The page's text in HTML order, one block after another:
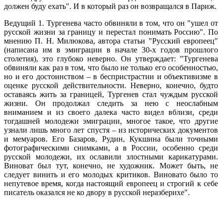
должен буду ехать". И в который раз он возвращался в Париж.
Ведущий 1. Тургенева часто обвиняли в том, что он "ушел от
русской жизни за границу и перестал понимать Россию". По
мнению П. Н. Милюкова, автора статьи "Русский европеец"
(написана им в эмиграции в начале 30-х годов прошлого
столетия), это глубоко неверно. Он утверждает: "Тургенева
обвиняли как раз в том, что было не только его особенностью,
но и его достоинством – в беспристрастии и объективизме в
оценке русской действительности. Неверно, конечно, будто
оставаясь жить за границей, Тургенев стал чуждым русской
жизни. Он продолжал следить за нею с неослабным
вниманием и из своего далека часто видел вблизи, среди
тогдашней молодежи эмиграции, многое такое, что другие
узнали лишь много лет спустя – из исторических документов
и мемуаров. Его Базаров, Рудин, Кукшина были точными
фотографическими снимками, а в России, особенно среди
русской молодежи, их ославили злостными карикатурами.
Виноват был тут, конечно, не художник. Может быть, не
следует винить и его молодых критиков. Виновато было то
непутевое время, когда настоящий европеец и строгий к себе
писатель оказался не ко двору в русской неразберихе".